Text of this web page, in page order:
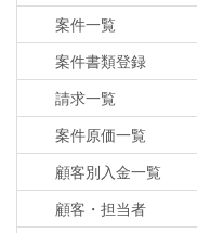
案件一覧
案件書類登録
請求一覧
案件原価一覧
顧客別入金一覧
顧客・担当者